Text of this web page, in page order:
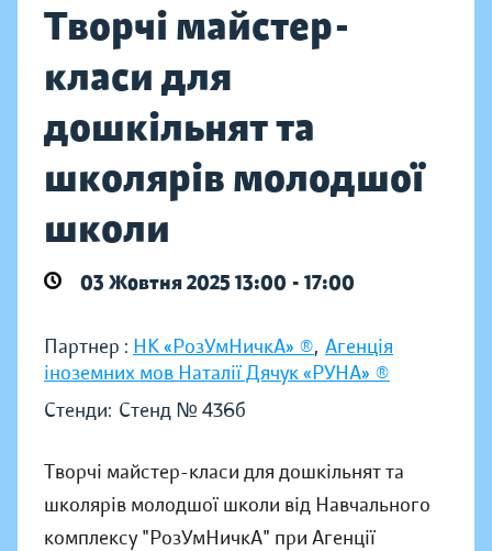
Творчі майстер-
класи для
дошкільнят та
школярів молодшої
школи
03 Жовтня 2025 13:00 - 17:00
Партнер : НК «РозУмНичкА» ®, Агенція
іноземних мов Наталії Дячук «РУНА» ®
Стенди: Стенд № 436б
Творчі майстер-класи для дошкільнят та
школярів молодшої школи від Навчального
комплексу "РозУмНичкА" при Агенції